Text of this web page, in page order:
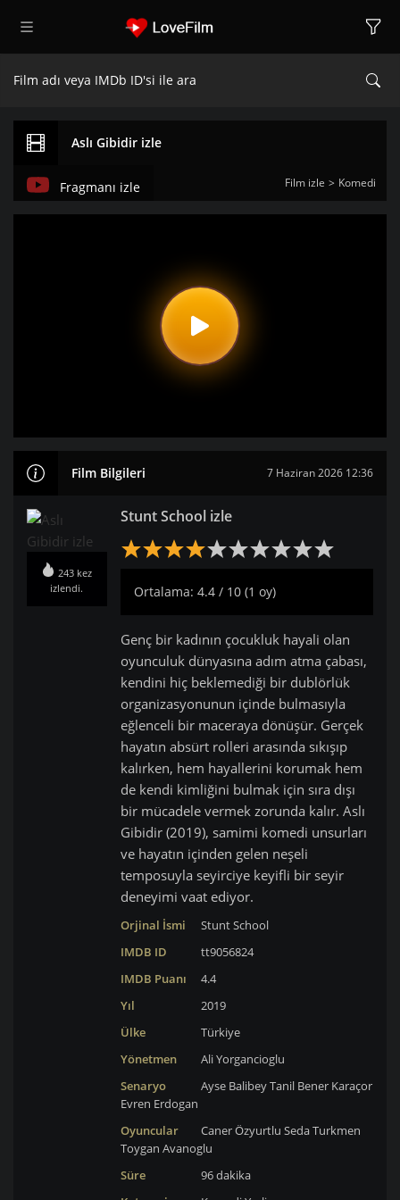
Aslı Gibidir izle
Film izle Komedi
Fragmanı izle
Film Bilgileri 7 Haziran 2026 12:36
243 kez
izlendi.
Stunt School izle
Ortalama: 4.4 / 10 (1 oy)
Genç bir kadının çocukluk hayali olan
oyunculuk dünyasına adım atma çabası,
kendini hiç beklemediği bir dublörlük
organizasyonunun içinde bulmasıyla
eğlenceli bir maceraya dönüşür. Gerçek
hayatın absürt rolleri arasında sıkışıp
kalırken, hem hayallerini korumak hem
de kendi kimliğini bulmak için sıra dışı
bir mücadele vermek zorunda kalır. Aslı
Gibidir (2019), samimi komedi unsurları
ve hayatın içinden gelen neşeli
temposuyla seyirciye keyifli bir seyir
deneyimi vaat ediyor.
Orjinal İsmi
Stunt School
IMDB ID
tt9056824
IMDB Puanı
4.4
Yıl
2019
Ülke
Türkiye
Yönetmen
Ali Yorgancioglu
Senaryo
Ayse Balibey Tanil Bener Karaçor
Evren Erdogan
Oyuncular
Caner Özyurtlu Seda Turkmen
Toygan Avanoglu
Süre
96 dakika